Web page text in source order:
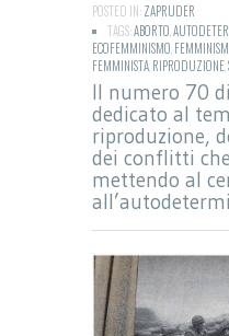
POSTED IN:ZAPRUDER
TAGS:ABORTO
ECOFEMMINISMO
FEMMINISTA RIPRODUZIONE
Il numero 70
dedicato al
riproduzione,
dei conflitti
mettendo al